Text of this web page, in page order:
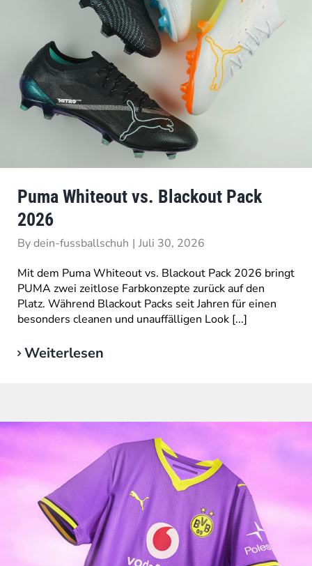
Puma Whiteout vs. Blackout Pack
2026
Bydein-fussballschuh | Juli 30, 2026
Mit dem Puma Whiteout vs. Blackout Pack 2026 bringt
PUMA zwei zeitlose Farbkonzepte zurück auf den
Platz. Während Blackout Packs seit Jahren für einen
besonders cleanen und unauffälligen Look [...]
Weiterlesen